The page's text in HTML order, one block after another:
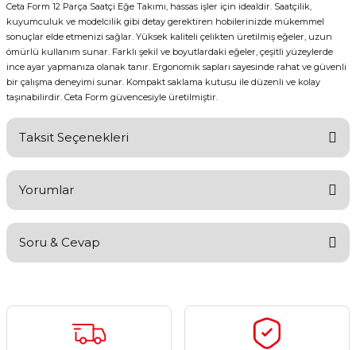
Ceta Form 12 Parça Saatçi Eğe Takımı, hassas işler için idealdir. Saatçilik,
kuyumculuk ve modelcilik gibi detay gerektiren hobilerinizde mükemmel
sonuçlar elde etmenizi sağlar. Yüksek kaliteli çelikten üretilmiş eğeler, uzun
ömürlü kullanım sunar. Farklı şekil ve boyutlardaki eğeler, çeşitli yüzeylerde
ince ayar yapmanıza olanak tanır. Ergonomik sapları sayesinde rahat ve güvenli
bir çalışma deneyimi sunar. Kompakt saklama kutusu ile düzenli ve kolay
taşınabilirdir. Ceta Form güvencesiyle üretilmiştir.
Taksit Seçenekleri
Yorumlar
Yorum Yaz
Soru & Cevap
Ürün hakkında henüz soru sorulmamış.